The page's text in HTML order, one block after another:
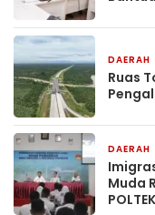
DAERAH
Ruas
DAERAH
Muda